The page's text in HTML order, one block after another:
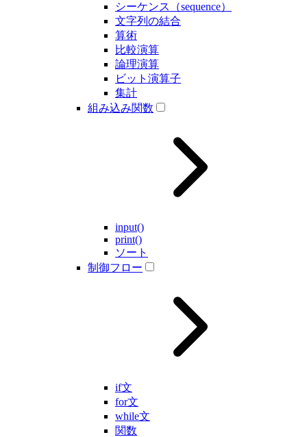
シーケンス（sequence）
文字列の結合
算術
比較演算
論理演算
ビット演算子
集計
組み込み関数
input()
print()
ソート
制御フロー
if文
for文
while文
関数